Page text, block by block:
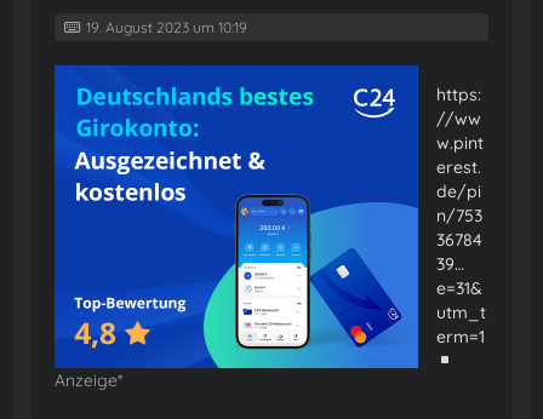
19. August 2023 um 10:19
Anzeige*
https:
//ww
w.pint
erest.
de/pi
n/753
36784
39…
e=31&
utm_t
erm=1